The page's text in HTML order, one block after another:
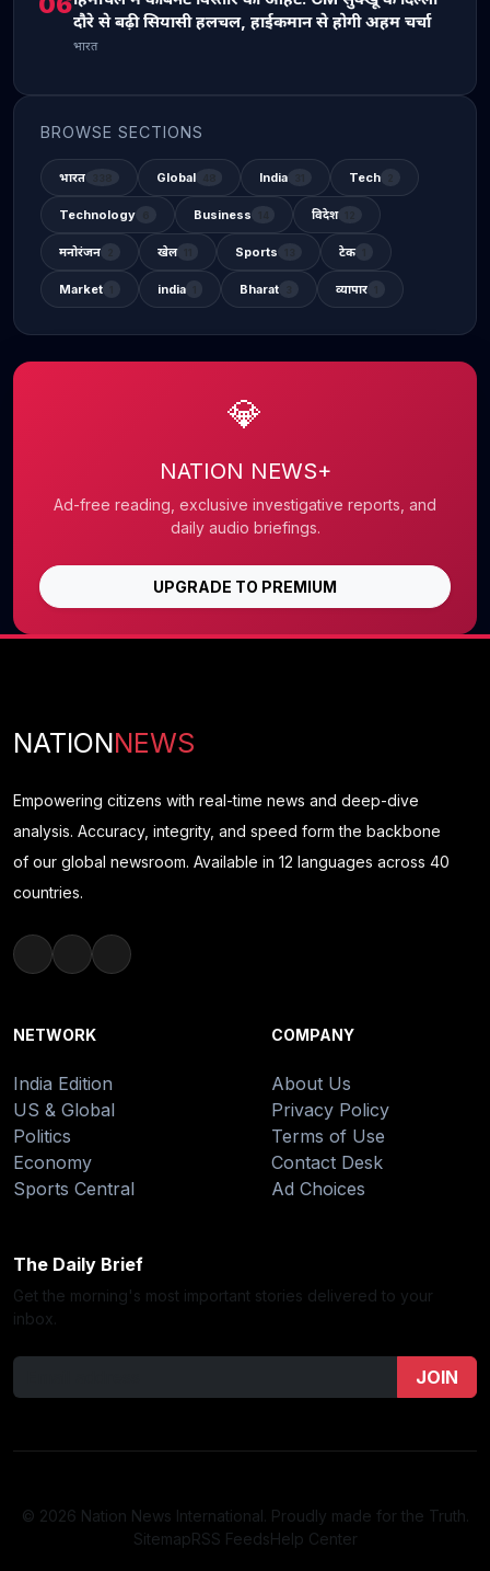
दौरे से बढ़ी सियासी हलचल, हाईकमान से होगी अहम चर्चा
भारत
BROWSE SECTIONS
भारत Global India Tech
Technology Business विदेश
मनोरंजन खेल Sports टेक
Market india Bharat व्यापार
💎
NATION NEWS+
Ad-free reading, exclusive investigative reports, and
daily audio briefings.
UPGRADE TO PREMIUM
NATIONNEWS
Empowering citizens with real-time news and deep-dive
analysis. Accuracy, integrity, and speed form the backbone
of our global newsroom. Available in 12 languages across 40
countries.
NETWORK
India Edition
US & Global
Politics
Economy
Sports Central
COMPANY
About Us
Privacy Policy
Terms of Use
Contact Desk
Ad Choices
The Daily Brief
Get the morning's most important stories delivered to your
inbox.
JOIN
© 2026 Nation News International. Proudly made for the Truth.
SitemapRSS FeedsHelp Center